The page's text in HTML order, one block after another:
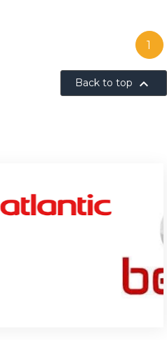
1
Back to top 